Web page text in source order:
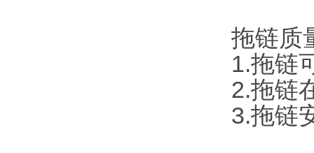
拖链
1.拖链
2.拖链
3.拖链